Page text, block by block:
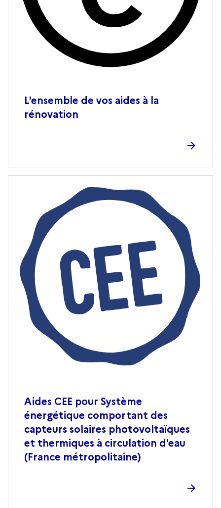
L'ensemble de vos aides à la
rénovation
Aides CEE pour Système
énergétique comportant des
capteurs solaires photovoltaïques
et thermiques à circulation d'eau
(France métropolitaine)